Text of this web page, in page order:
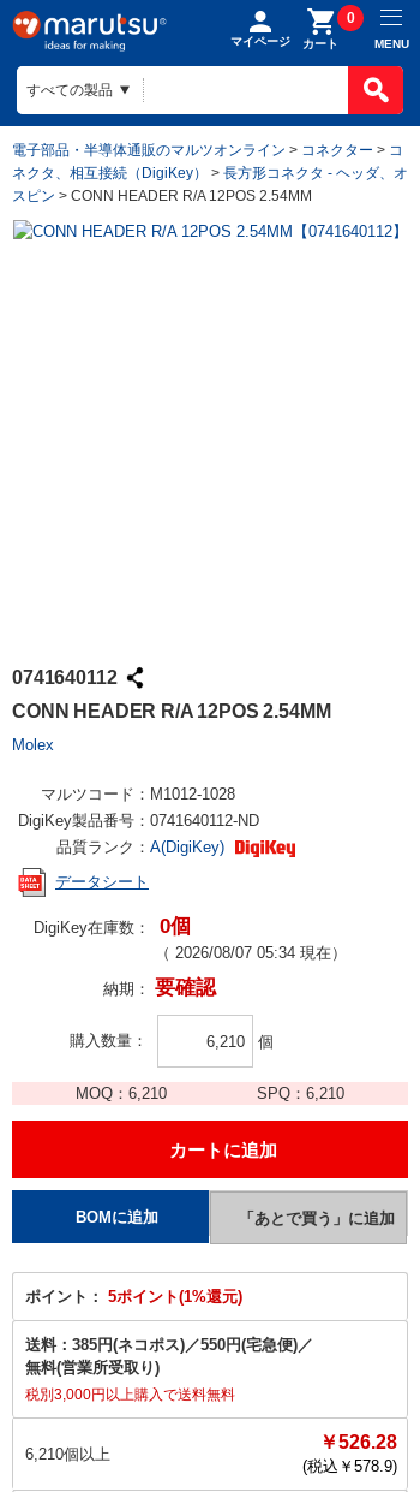
マイページ カート
0
MENU
電子部品・半導体通販のマルツオンライン > コネクター > コ
ネクタ、相互接続（DigiKey）
> 長方形コネクタ - ヘッダ、オ
スピン > CONN HEADER R/A 12POS 2.54MM
0741640112
CONN HEADER R/A 12POS 2.54MM
Molex
マルツコード： M1012-1028
DigiKey製品番号： 0741640112-ND
品質ランク： A(DigiKey)
データシート
DigiKey在庫数： 0個
（ 2026/08/07 05:34 現在）
納期： 要確認
購入数量 個
MOQ： 6,210 SPQ：6,210
ポイント： 5ポイント(1%還元)
送料： 385円(ネコポス)／550円(宅急便)／
無料(営業所受取り)
税別3,000円以上購入で送料無料
6,210個以上
￥526.28
(税込￥ 578.9)